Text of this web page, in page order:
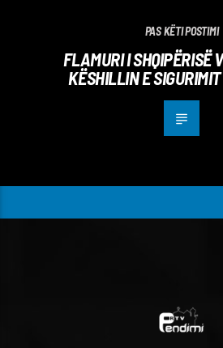
PAS KËTI POSTIMI
FLAMURI I SHQIPËRISË
KËSHILLIN E